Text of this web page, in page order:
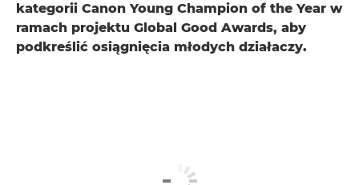
kategorii Canon Young Champion of the Year w
ramach projektu Global Good Awards, aby
podkreślić osiągnięcia młodych działaczy.